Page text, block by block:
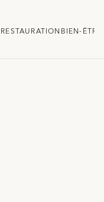
RESTAURATIONBIEN-ÊTRE